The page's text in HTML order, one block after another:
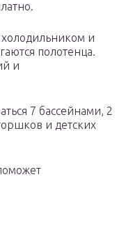
и
полотенца.
и
7 бассейнами, 2
и детских